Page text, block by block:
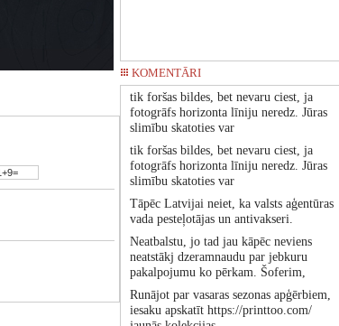
KOMENTĀRI
tik foršas bildes, bet nevaru ciest, ja
fotogrāfs horizonta līniju neredz. Jūras
slimību skatoties var
tik foršas bildes, bet nevaru ciest, ja
fotogrāfs horizonta līniju neredz. Jūras
slimību skatoties var
Tāpēc Latvijai neiet, ka valsts aģentūras
vada pesteļotājas un antivakseri.
Neatbalstu, jo tad jau kāpēc neviens
neatstākj dzeramnaudu par jebkuru
pakalpojumu ko pērkam. Šoferim,
Runājot par vasaras sezonas apģērbiem,
iesaku apskatīt https://printtoo.com/